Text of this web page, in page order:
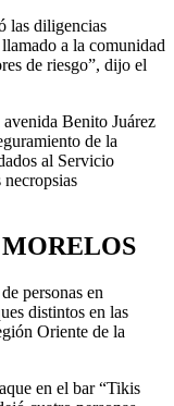
las diligencias
a la comunidad
de riesgo”, dijo el
Benito Juárez
de la
al Servicio
necropsias
personas en
distintos en las
Oriente de la
en el bar “Tikis